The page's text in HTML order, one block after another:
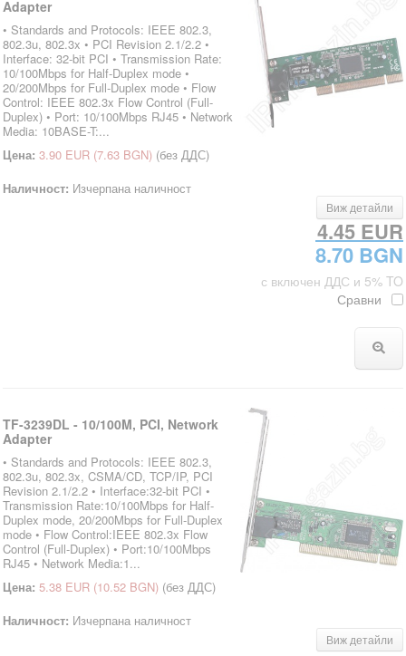
Adapter
• Standards and Protocols: IEEE 802.3,
802.3u, 802.3x • PCI Revision 2.1/2.2 •
Interface: 32-bit PCI • Transmission Rate:
10/100Mbps for Half-Duplex mode •
20/200Mbps for Full-Duplex mode • Flow
Control: IEEE 802.3x Flow Control (Full-
Duplex) • Port: 10/100Mbps RJ45 • Network
Media: 10BASE-T:...
Цена: 3.90 EUR (7.63 BGN) (без ДДС)
Наличност: Изчерпана наличност
Виж детайли
4.45 EUR
8.70 BGN
с включен ДДС и 5% TO
Сравни
TF-3239DL - 10/100M, PCI, Network
Adapter
• Standards and Protocols: IEEE 802.3,
802.3u, 802.3x, CSMA/CD, TCP/IP, PCI
Revision 2.1/2.2 • Interface:32-bit PCI •
Transmission Rate:10/100Mbps for Half-
Duplex mode, 20/200Mbps for Full-Duplex
mode • Flow Control:IEEE 802.3x Flow
Control (Full-Duplex) • Port:10/100Mbps
RJ45 • Network Media:1...
Цена: 5.38 EUR (10.52 BGN) (без ДДС)
Наличност: Изчерпана наличност
Виж детайли